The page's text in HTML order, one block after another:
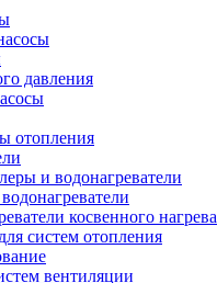
давления
отопления
и водонагреватели
косвенного нагрева
систем отопления
вентиляции